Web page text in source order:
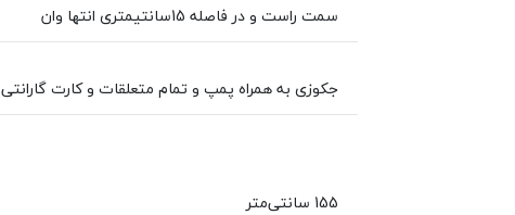
سمت راست و در فاصله 15سانتيمتری انتها وان
جکوزی به همراه پمپ و تمام متعلقات و کارت گارانتی
155 سانتی‌متر